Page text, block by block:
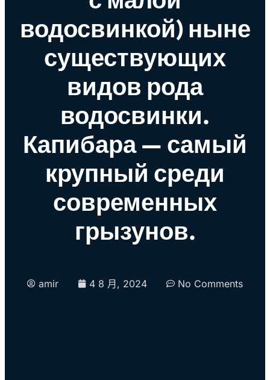
водосвинкой) ныне
существующих
видов рода
водосвинки.
Капибара — самый
крупный среди
современных
грызунов.
amir 4 8 月, 2024 No Comments